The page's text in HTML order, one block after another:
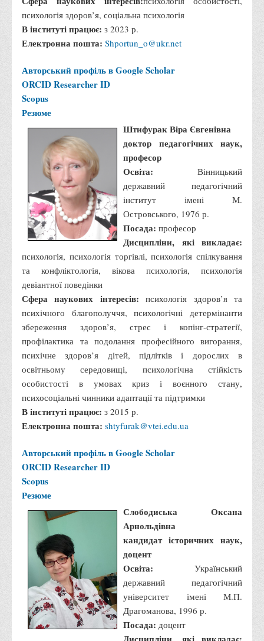
Порядок розрахунків за договорами
Положення про порядок розрахунків за договорами про
Перелік платних освітніх та інших послуг
Етичний кодекс здобувача вищої освіти
IP дайджест для студентів: про захист прав інтелектуальної
власності
Система управління навчанням
Розклади, графіки
Розклад дзвінків
Розклад занять і сесій
Графіки освітнього процесу
Реєстр вибіркових дисциплін
Бази практик
Студентське наукове товариство «ВАТРА»
ТОП-20 кращих студентів
ТОП-20 кращих студентів 2025
ТОП-20 кращих студентів 2024
ТОП-20 кращих студентів 2023
ТОП-20 кращих студентів 2022
ТОП-20 кращих студентів 2021
ТОП-20 кращих студентів 2020
ТОП-20 кращих студентів 2019
ТОП-20 кращих студентів 2018
ТОП-20 кращих студентів 2017
Етапи вступної кампанії 2026
Перелік спеціальностей, освітніх програм
Перелік документів
Обсяги державного замовлення
Розклади проведення вступних випробувань та співбесід
психологія здоров’я, соціальна психологія
В інституті працює: з 2023 р.
Електронна пошта: Shportun_o@ukr.net
Авторський профіль в Google Scholar
ORCIDResearcher ID
Scopus
Резюме
Штифурак Віра Євгенівна
доктор педагогічних наук,
професор
Освіта: Вінницький
державний педагогічний
інститут імені М.
Островського, 1976 р.
Посада: професор
Дисципліни, які викладає:
психологія, психологія торгівлі, психологія спілкування
та конфліктологія, вікова психологія, психологія
девіантної поведінки
Сфера наукових інтересів:психологія здоров’я та
психічного благополуччя, психологічні детермінанти
збереження здоров’я, стрес і копінг-стратегії,
профілактика та подолання професійного вигорання,
психічне здоров’я дітей, підлітків і дорослих в
освітньому середовищі, психологічна стійкість
особистості в умовах криз і воєнного стану,
психосоціальні чинники адаптації та підтримки
В інституті працює: з 2015 р.
Електронна пошта: shtyfurak@vtei.edu.ua
Авторський профіль в Google Scholar
ORCIDResearcher ID
Scopus
Резюме
Слободиська Оксана
Арнольдівна
кандидат історичних наук,
доцент
Освіта: Український
державний педагогічний
університет імені М.П.
Драгоманова, 1996 р.
Посада: доцент